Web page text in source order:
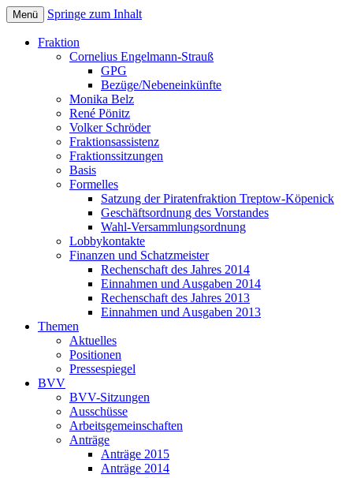
Piratenfraktion
Treptow-Köpenick
Menü Springe zum Inhalt
Fraktion
Cornelius Engelmann-Strauß
GPG
Bezüge/Nebeneinkünfte
Monika Belz
René Pönitz
Volker Schröder
Fraktionsassistenz
Fraktionssitzungen
Basis
Formelles
Satzung der Piratenfraktion Treptow-Köpenick
Geschäftsordnung des Vorstandes
Wahl-Versammlungsordnung
Lobbykontakte
Finanzen und Schatzmeister
Rechenschaft des Jahres 2014
Einnahmen und Ausgaben 2014
Rechenschaft des Jahres 2013
Einnahmen und Ausgaben 2013
Themen
Aktuelles
Positionen
Pressespiegel
BVV
BVV-Sitzungen
Ausschüsse
Arbeitsgemeinschaften
Anträge
Anträge 2015
Anträge 2014